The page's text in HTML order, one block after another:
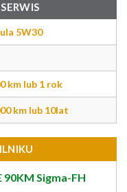
5W30
km lub 1 rok
km lub 10lat
90KM Sigma-FH